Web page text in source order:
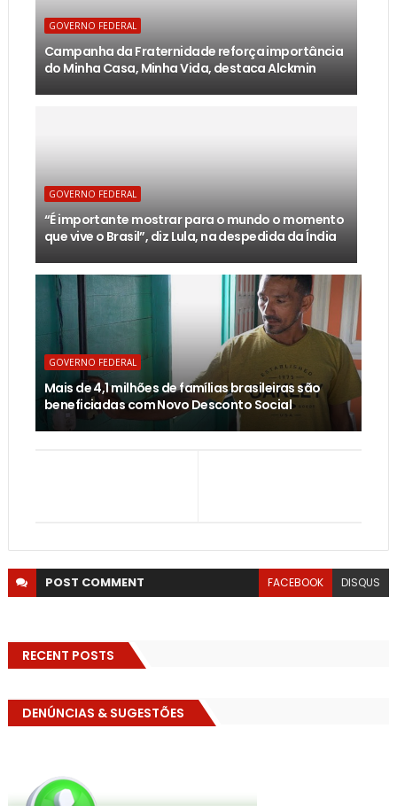
GOVERNO FEDERAL
Campanha da Fraternidade reforça importância
do Minha Casa, Minha Vida, destaca Alckmin
GOVERNO FEDERAL
“É importante mostrar para o mundo o momento
que vive o Brasil”, diz Lula, na despedida da Índia
GOVERNO FEDERAL
Mais de 4,1 milhões de famílias brasileiras são
beneficiadas com Novo Desconto Social
POST COMMENT FACEBOOK DISQUS
RECENT POSTS
DENÚNCIAS & SUGESTÕES